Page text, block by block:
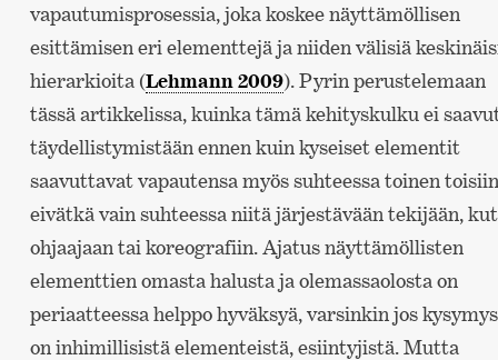
vapautumisprosessia, joka koskee näyttämöllisen
esittämisen eri elementtejä ja niiden välisiä
hierarkioita (Lehmann 2009). Pyrin perustelemaan
tässä artikkelissa, kuinka tämä kehityskulku ei
täydellistymistään ennen kuin kyseiset elementit
saavuttavat vapautensa myös suhteessa toinen
eivätkä vain suhteessa niitä järjestävään tekijään,
ohjaajaan tai koreografiin. Ajatus näyttämöllisten
elementtien omasta halusta ja olemassaolosta on
periaatteessa helppo hyväksyä, varsinkin jos kysymys
on inhimillisistä elementeistä, esiintyjistä. Mutta